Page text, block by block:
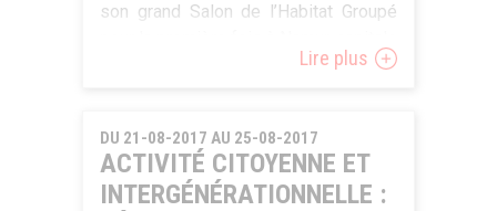
son grand Salon de l’Habitat Groupé
11 H – Conférence sur le montage de
projets habitat groupé qui
interagissent avec leur quartier
Lire plus
DU 21-08-2017 AU 25-08-2017
ACTIVITÉ CITOYENNE ET
INTERGÉNÉRATIONNELLE :